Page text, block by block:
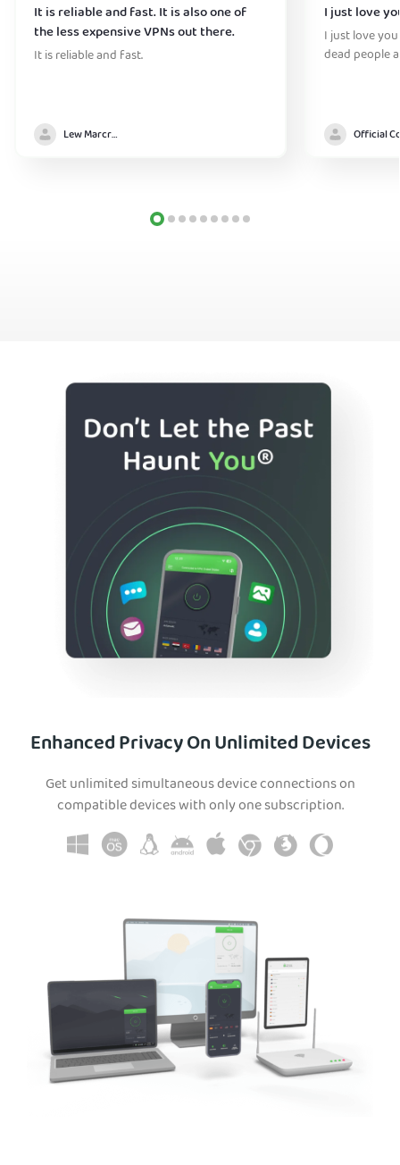
It is reliable and fast. It is also one of
the less expensive VPNs out there.
It is reliable and fast.
Lew Marcrum
I just love
I just love
dead people
Enhanced Privacy On Unlimited Devices
Get unlimited simultaneous device connections on
compatible devices with only one subscription.